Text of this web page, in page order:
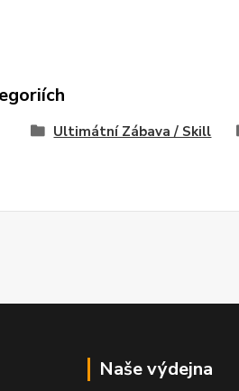
Ultimátní Zábava / Skill
Naše výdejna